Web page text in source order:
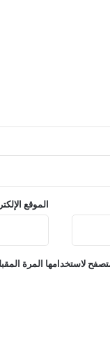
الموقع
لاستخدامها المرة